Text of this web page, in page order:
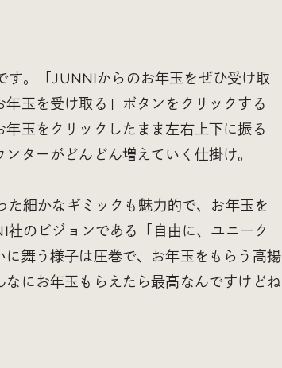
。「JUNNIからのお年玉をぜひ受け取
玉を受け取る」ボタンをクリックする
玉をクリックしたまま左右上下に振る
ターがどんどん増えていく仕掛け。
細かなギミックも魅力的で、お年玉を
のビジョンである「自由に、ユニーク
舞う様子は圧巻で、お年玉をもらう高揚
にお年玉もらえたら最高なんですけどね